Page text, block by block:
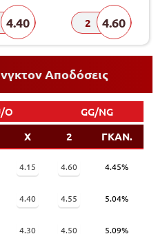
4.40 2 4.60
Αποδόσεις
O
GG/NG
X 2 ΓΚΑΝ.
4.15 4.60 4.45%
4.40 4.55 5.04%
4.30 4.50 5.09%